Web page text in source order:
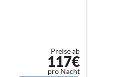
Preise ab
117€
pro Nacht